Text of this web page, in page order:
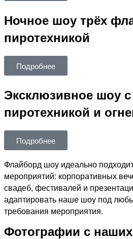
Ночное шоу трёх
пиротехникой
Подробнее
Эксклюзивное шоу
пиротехникой и
Подробнее
Флайборд шоу идеально
мероприятий: корпоративных
свадеб, фестивалей и
адаптировать наше шоу под
требования мероприятия.
Фотографии с